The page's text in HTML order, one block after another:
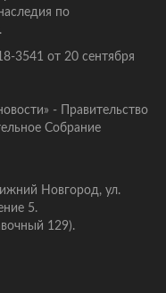
по
3541 от 20 сентября
- Правительство
Собрание
Новгород, ул.
5.
129).